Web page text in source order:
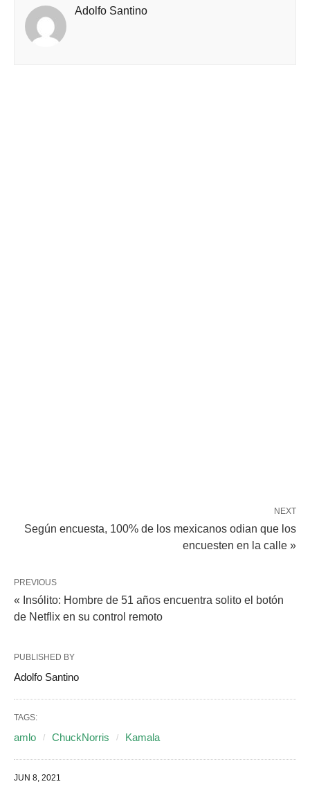
Adolfo Santino
NEXT
Según encuesta, 100% de los mexicanos odian que los
encuesten en la calle »
PREVIOUS
« Insólito: Hombre de 51 años encuentra solito el botón
de Netflix en su control remoto
PUBLISHED BY
Adolfo Santino
TAGS:
amlo ChuckNorris Kamala
JUN 8, 2021